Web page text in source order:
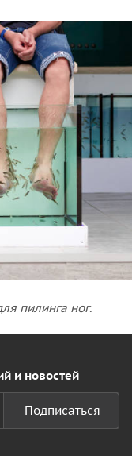
пилинга ног.
и новостей
Подписаться